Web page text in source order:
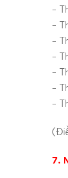
–
–
–
–
–
–
–
7.